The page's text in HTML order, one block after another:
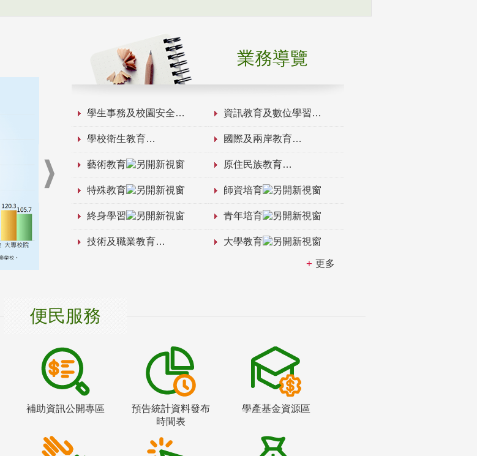
業務導覽
學生事務及校園安全 資訊教育及數位學習
學校衛生教育 國際及兩岸教育
藝術教育 原住民族教育
特殊教育 師資培育
終身學習 青年培育
技術及職業教育 大學教育
更多
便民服務
補助資訊公開專區
預告統計資料發布
時間表
學產基金資源區